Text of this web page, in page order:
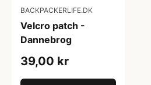
BACKPACKERLIFE.DK
Velcro patch -
Dannebrog
39,00 kr